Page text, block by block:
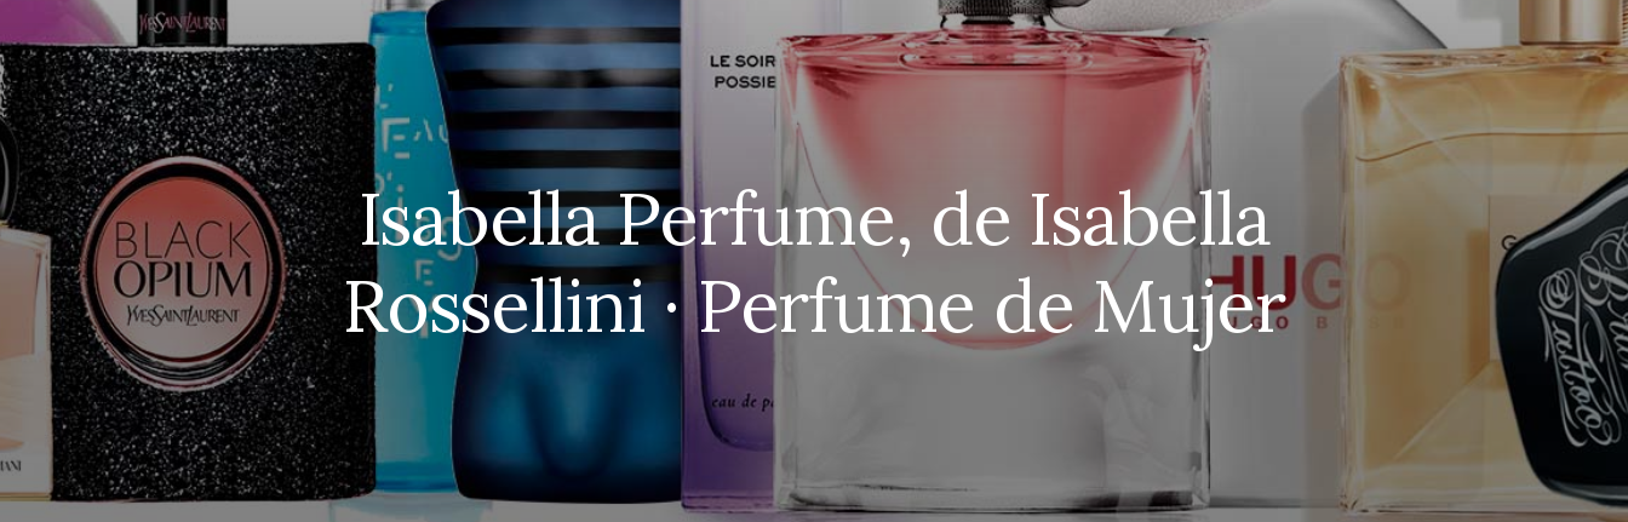
Isabella Perfume, de Isabella
Rossellini · Perfume de Mujer